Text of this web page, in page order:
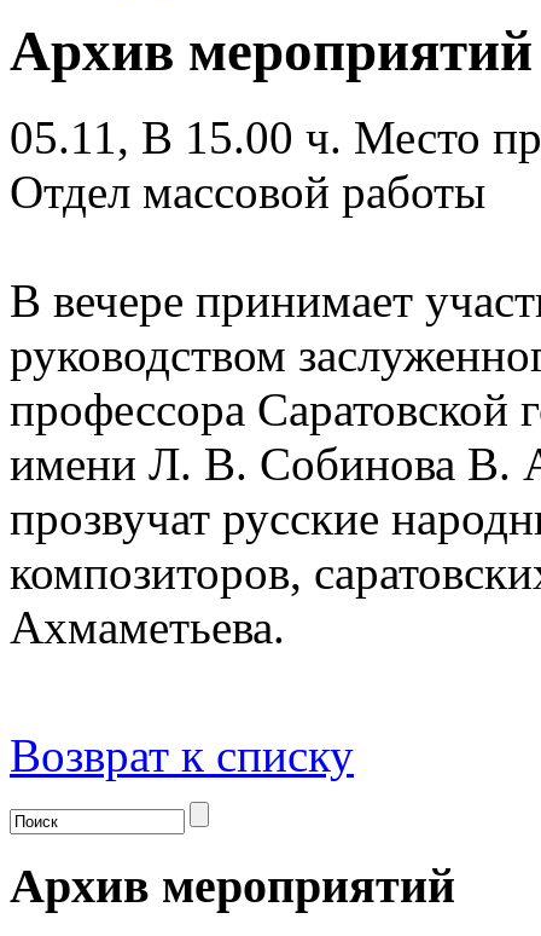
Архив мероприятий
05.11, В 15.00 ч. Место
Отдел массовой работы
В вечере принимает
руководством
профессора Саратовской
имени Л. В. Собинова В.
прозвучат русские
композиторов,
Ахмаметьева.
Возврат к списку
Архив мероприятий